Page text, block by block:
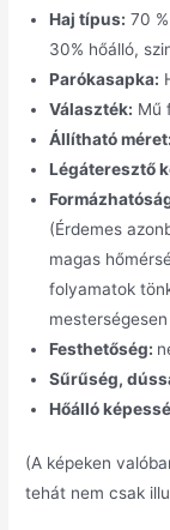
Haj típus: 70
30% hőálló,
Parókasapka:
Választék: Mű
Állítható méret:
Légáteresztő
(Érdemes
magas
folyamatok
Festhetőség:
Sűrűség,
Hőálló
(A képeken
tehát nem csak